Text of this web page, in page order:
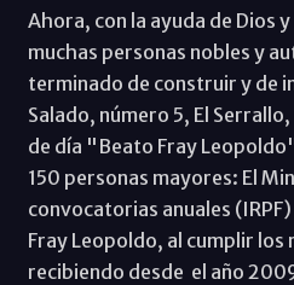
Ahora, con la ayuda de Dios
muchas personas nobles y
terminado de construir y de
Salado, número 5, El
de día "Beato Fray
150 personas mayores: El
convocatorias anuales
Fray Leopoldo, al cumplir
recibiendo desde el año